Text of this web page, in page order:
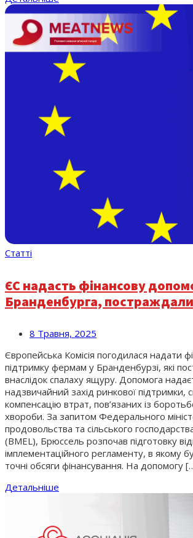
Статті
ЄС надасть фінансову
Бранденбурга,
8 Травня, 2025
Європейська Комісія погодилася надати
підтримку фермам у Бранденбурзі, які
внаслідок спалаху ящуру. Допомога
надзвичайний захід ринкової підтримки,
компенсацію втрат, пов’язаних із
хвороби. За запитом Федерального
продовольства та сільського
(BMEL), Брюссель розпочав підготовку
імплементаційного регламенту, в якому
точні обсяги фінансування. На допомогу
Детальніше